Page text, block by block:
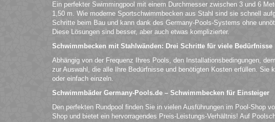
Ein perfekter Swimmingpool mit einem Durchmesser zwischen 3 und 6
1,50 m. Wie moderne Sportschwimmbecken aus Stahl sind sie schnell
Schritte beim Bau und kann dank des Germany-Pools-Systems ohne
Diese Lösungen sind besser, aber auch etwas komplizierter.
Schwimmbecken mit Stahlwänden: Drei Schritte für viele Bedürfnisse
Abhängig von der Frequenz Ihres Pools, den Installationsbedingungen,
zur Auswahl, die alle Ihre Bedürfnisse und benötigten Kosten erfüllen.
oder einfach einzeln.
Schwimmbäder Germany-Pools.de – Schwimmbecken für Einsteiger
Den perfekten Rundpool finden Sie in vielen Ausführungen im Pool-Shop
Shop und bietet ein hervorragendes Preis-Leistungs-Verhältnis! Auf